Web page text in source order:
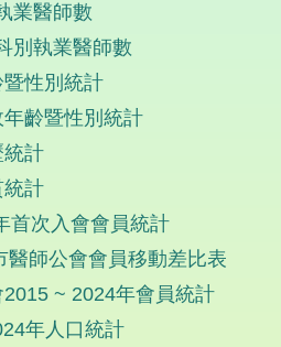
業醫師數
別執業醫師數
性別統計
齡暨性別統計
統計
統計
首次入會會員統計
醫師公會會員移動差比表
~ 2024年會員統計
年人口統計